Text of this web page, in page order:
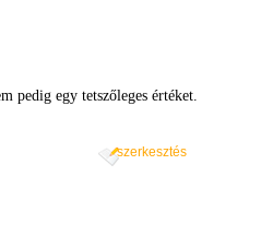
pedig egy tetszőleges értéket.
szerkesztés